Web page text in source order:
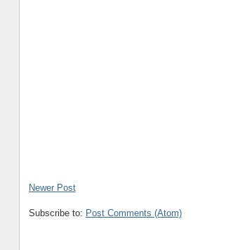
Newer Post
Subscribe to: Post Comments (Atom)